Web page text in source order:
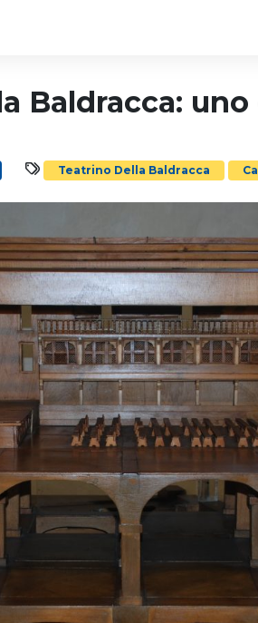
Baldracca:
Teatrino Della Baldracca